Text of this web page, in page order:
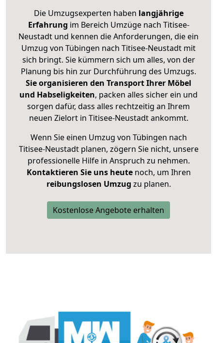
Die Umzugsexperten haben langjährige
Erfahrung im Bereich Umzüge nach Titisee-
Neustadt und kennen die Anforderungen, die ein
Umzug von Tübingen nach Titisee-Neustadt mit
sich bringt. Sie kümmern sich um alles, von der
Planung bis hin zur Durchführung des Umzugs.
Sie organisieren den Transport Ihrer Möbel
und Habseligkeiten, packen alles sicher ein und
sorgen dafür, dass alles rechtzeitig an Ihrem
neuen Zielort in Titisee-Neustadt ankommt.
Wenn Sie einen Umzug von Tübingen nach
Titisee-Neustadt planen, zögern Sie nicht, unsere
professionelle Hilfe in Anspruch zu nehmen.
Kontaktieren Sie uns heutenoch, um Ihren
reibungslosen Umzug zu planen.
Kostenlose Angebote erhalten